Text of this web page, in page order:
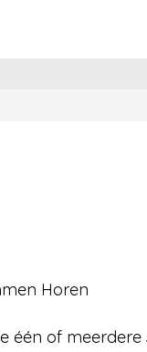
Horen
één of